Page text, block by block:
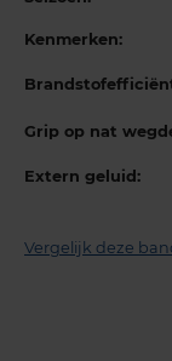
Kenmerken:
Grip op nat
Extern geluid:
Vergelijk deze